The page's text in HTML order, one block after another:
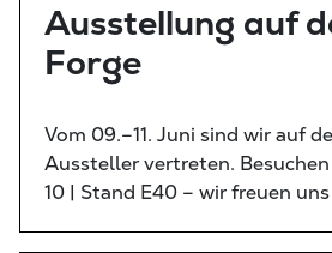
Ausstellung auf
Forge
Vom 09.–11. Juni sind wir auf
Aussteller vertreten.
10 | Stand E40 – wir freuen